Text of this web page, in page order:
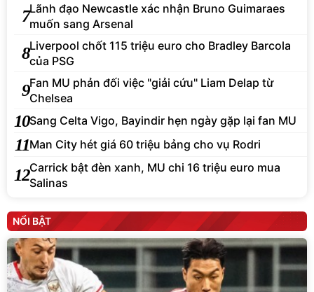
7Lãnh đạo Newcastle xác nhận Bruno Guimaraes
muốn sang Arsenal
8Liverpool chốt 115 triệu euro cho Bradley Barcola
của PSG
9Fan MU phản đối việc "giải cứu" Liam Delap từ
Chelsea
10Sang Celta Vigo, Bayindir hẹn ngày gặp lại fan MU
11Man City hét giá 60 triệu bảng cho vụ Rodri
12Carrick bật đèn xanh, MU chi 16 triệu euro mua
Salinas
NỔI BẬT